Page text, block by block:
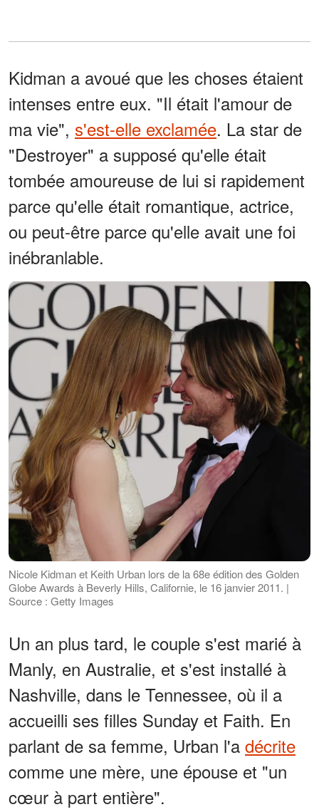
Kidman a avoué que les choses étaient
intenses entre eux. "Il était l'amour de
ma vie", s'est-elle exclamée. La star de
"Destroyer" a supposé qu'elle était
tombée amoureuse de lui si rapidement
parce qu'elle était romantique, actrice,
ou peut-être parce qu'elle avait une foi
inébranlable.
Nicole Kidman et Keith Urban lors de la 68e édition des Golden
Globe Awards à Beverly Hills, Californie, le 16 janvier 2011. |
Source : Getty Images
Un an plus tard, le couple s'est marié à
Manly, en Australie, et s'est installé à
Nashville, dans le Tennessee, où il a
accueilli ses filles Sunday et Faith. En
parlant de sa femme, Urban l'a décrite
comme une mère, une épouse et "un
cœur à part entière".